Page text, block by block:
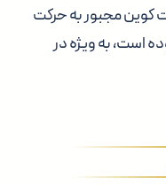
کوین مجبور به حرکت
است، به ویژه در